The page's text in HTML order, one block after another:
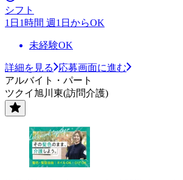
シフト
1日1時間 週1日からOK
未経験OK
詳細を見る
応募画面に進む
アルバイト・パート
ツクイ旭川東(訪問介護)